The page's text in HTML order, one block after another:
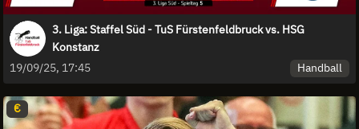
3. Liga: Staffel Süd - TuS Fürstenfeldbruck vs. HSG
Konstanz
19/09/25, 17:45
Handball
€